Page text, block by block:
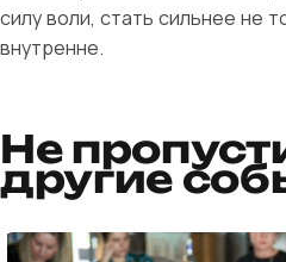
силу воли, стать сильнее не
внутренне.
Не
другие